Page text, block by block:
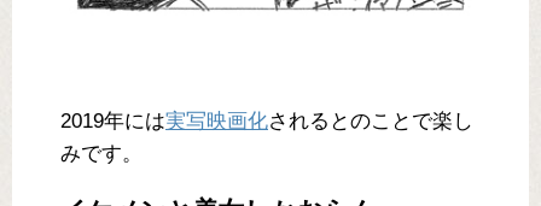
2019年には実写映画化されるとのことで楽し
みです。